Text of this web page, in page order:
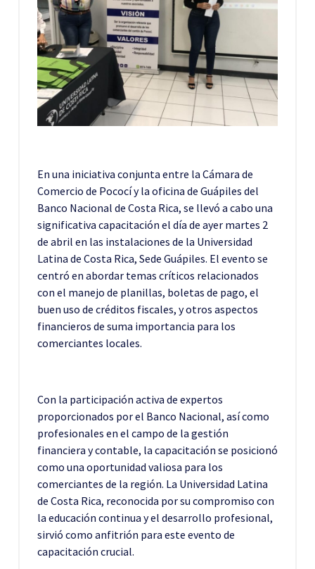
En una iniciativa conjunta entre la Cámara de
Comercio de Pococí y la oficina de Guápiles del
Banco Nacional de Costa Rica, se llevó a cabo una
significativa capacitación el día de ayer martes 2
de abril en las instalaciones de la Universidad
Latina de Costa Rica, Sede Guápiles. El evento se
centró en abordar temas críticos relacionados
con el manejo de planillas, boletas de pago, el
buen uso de créditos fiscales, y otros aspectos
financieros de suma importancia para los
comerciantes locales.
Con la participación activa de expertos
proporcionados por el Banco Nacional, así como
profesionales en el campo de la gestión
financiera y contable, la capacitación se posicionó
como una oportunidad valiosa para los
comerciantes de la región. La Universidad Latina
de Costa Rica, reconocida por su compromiso con
la educación continua y el desarrollo profesional,
sirvió como anfitrión para este evento de
capacitación crucial.